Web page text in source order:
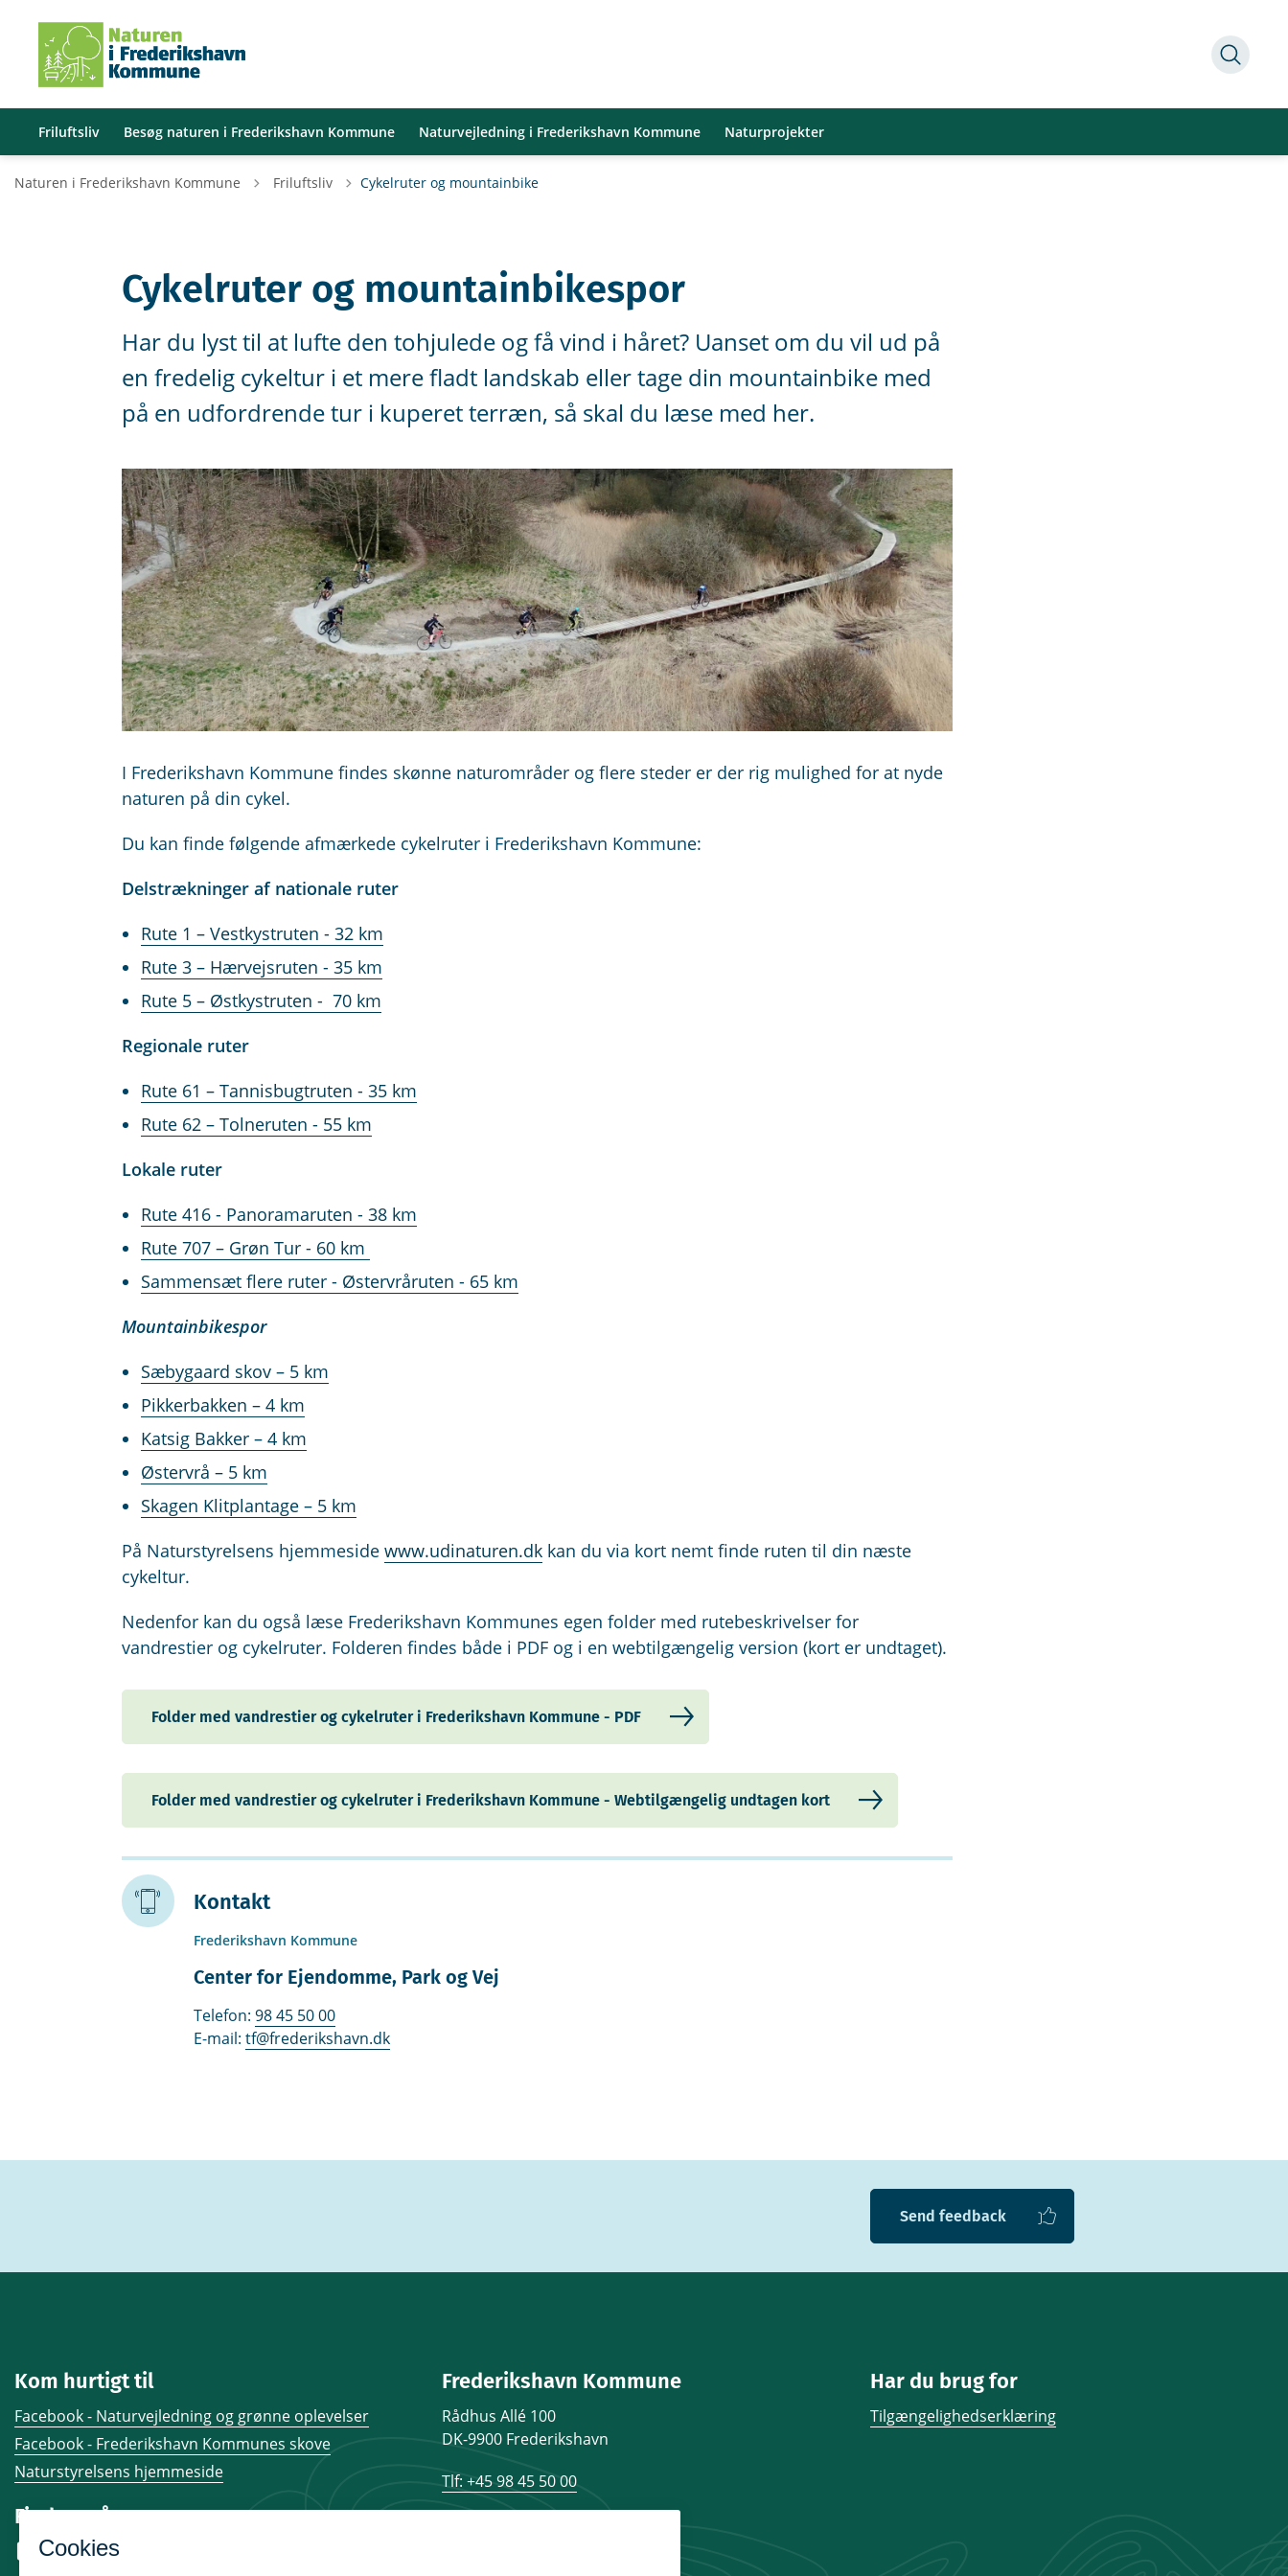
Friluftsliv Besøg naturen i Frederikshavn Kommune Naturvejledning i Frederikshavn Kommune Naturprojekter
Naturen i Frederikshavn Kommune Tilbage til
Friluftsliv Cykelruter og mountainbike
Cykelruter og mountainbikespor
Har du lyst til at lufte den tohjulede og få vind i håret? Uanset om du vil ud på
en fredelig cykeltur i et mere fladt landskab eller tage din mountainbike med
på en udfordrende tur i kuperet terræn, så skal du læse med her.
I Frederikshavn Kommune findes skønne naturområder og flere steder er der rig mulighed for at nyde
naturen på din cykel.
Du kan finde følgende afmærkede cykelruter i Frederikshavn Kommune:
Delstrækninger af nationale ruter
Rute 1 – Vestkystruten - 32 km
Rute 3 – Hærvejsruten - 35 km
Rute 5 – Østkystruten - 70 km
Regionale ruter
Rute 61 – Tannisbugtruten - 35 km
Rute 62 – Tolneruten - 55 km
Lokale ruter
Rute 416 - Panoramaruten - 38 km
Rute 707 – Grøn Tur - 60 km
Sammensæt flere ruter - Østervråruten - 65 km
Mountainbikespor
Sæbygaard skov – 5 km
Pikkerbakken – 4 km
Katsig Bakker – 4 km
Østervrå – 5 km
Skagen Klitplantage – 5 km
På Naturstyrelsens hjemmeside www.udinaturen.dkkan du via kort nemt finde ruten til din næste
cykeltur.
Nedenfor kan du også læse Frederikshavn Kommunes egen folder med rutebeskrivelser for
vandrestier og cykelruter. Folderen findes både i PDF og i en webtilgængelig version (kort er undtaget).
Folder med vandrestier og cykelruter i Frederikshavn Kommune - PDF
Folder med vandrestier og cykelruter i Frederikshavn Kommune - Webtilgængelig undtagen kort
Kontakt
Frederikshavn Kommune
Center for Ejendomme, Park og Vej
Telefon: 98 45 50 00
E-mail: tf@frederikshavn.dk
Send feedback
Kom hurtigt til
Facebook - Naturvejledning og grønne oplevelser
Facebook - Frederikshavn Kommunes skove
Naturstyrelsens hjemmeside
Find os på
Facebook
Frederikshavn Kommune
Rådhus Allé 100
DK-9900 Frederikshavn
Tlf: +45 98 45 50 00
Har du brug for
Tilgængelighedserklæring